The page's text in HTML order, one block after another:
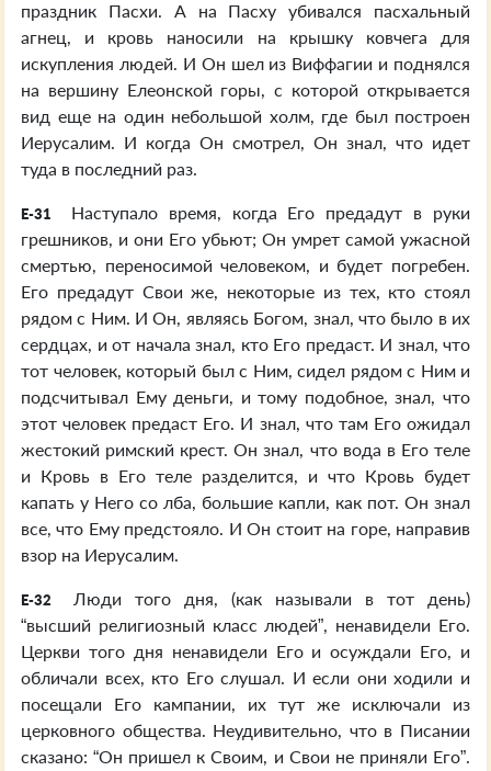
праздник Пасхи. А на Пасху убивался пасхальный
агнец, и кровь наносили на крышку ковчега для
искупления людей. И Он шел из Виффагии и поднялся
на вершину Елеонской горы, с которой открывается
вид еще на один небольшой холм, где был построен
Иерусалим. И когда Он смотрел, Он знал, что идет
туда в последний раз.
E-31
Наступало время, когда Его предадут в руки
грешников, и они Его убьют; Он умрет самой ужасной
смертью, переносимой человеком, и будет погребен.
Его предадут Свои же, некоторые из тех, кто стоял
рядом с Ним. И Он, являясь Богом, знал, что было в их
сердцах, и от начала знал, кто Его предаст. И знал, что
тот человек, который был с Ним, сидел рядом с Ним и
подсчитывал Ему деньги, и тому подобное, знал, что
этот человек предаст Его. И знал, что там Его ожидал
жестокий римский крест. Он знал, что вода в Его теле
и Кровь в Его теле разделится, и что Кровь будет
капать у Него со лба, большие капли, как пот. Он знал
все, что Ему предстояло. И Он стоит на горе, направив
взор на Иерусалим.
E-32
Люди того дня, (как называли в тот день)
“высший религиозный класс людей”, ненавидели Его.
Церкви того дня ненавидели Его и осуждали Его, и
обличали всех, кто Его слушал. И если они ходили и
посещали Его кампании, их тут же исключали из
церковного общества. Неудивительно, что в Писании
сказано: “Он пришел к Своим, и Свои не приняли Его”.